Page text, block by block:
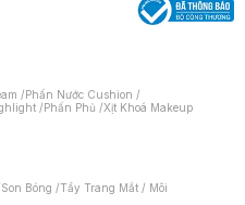
/Phấn Nước Cushion /
/Phấn Phủ /Xịt Khoá Makeup
Son Bóng /Tẩy Trang Mắt / Môi